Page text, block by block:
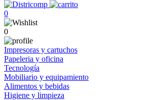
0
0
Impresoras y cartuchos
Papeleria y oficina
Tecnología
Mobiliario y equipamiento
Alimentos y bebidas
Higiene y limpieza